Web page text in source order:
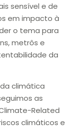
sensível e de
em impacto à
o tema para
metrôs e
da
climática
as
Related
climáticos e